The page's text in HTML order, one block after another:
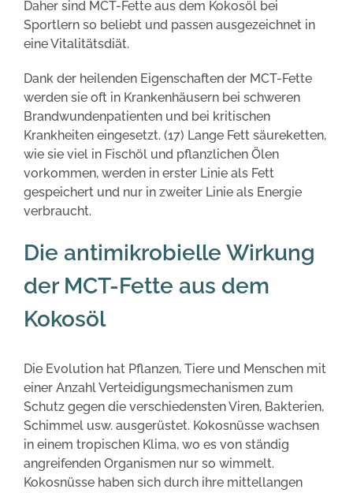
Daher sind MCT-Fette aus dem Kokosöl bei
Sportlern so beliebt und passen ausgezeichnet in
eine Vitalitätsdiät.
Dank der heilenden Eigenschaften der MCT-Fette
werden sie oft in Krankenhäusern bei schweren
Brandwundenpatienten und bei kritischen
Krankheiten eingesetzt. (17) Lange Fett säureketten,
wie sie viel in Fischöl und pflanzlichen Ölen
vorkommen, werden in erster Linie als Fett
gespeichert und nur in zweiter Linie als Energie
verbraucht.
Die antimikrobielle Wirkung
der MCT-Fette aus dem
Kokosöl
Die Evolution hat Pflanzen, Tiere und Menschen mit
einer Anzahl Verteidigungsmechanismen zum
Schutz gegen die verschiedensten Viren, Bakterien,
Schimmel usw. ausgerüstet. Kokosnüsse wachsen
in einem tropischen Klima, wo es von ständig
angreifenden Organismen nur so wimmelt.
Kokosnüsse haben sich durch ihre mittellangen